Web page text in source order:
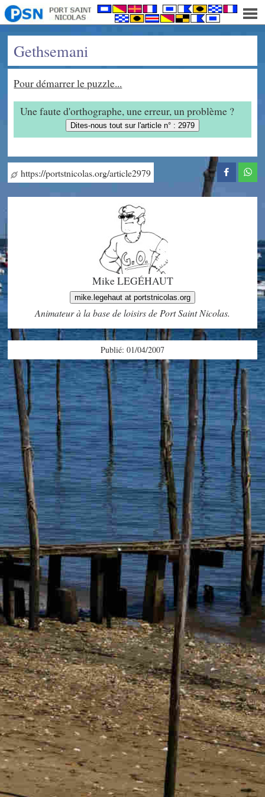
Gethsemani
Pour démarrer le puzzle...
Une faute d'orthographe, une erreur, un problème ?
Dites-nous tout sur l'article n° : 2979
https://portstnicolas.org/article2979
Mike LEGÉHAUT
mike.legehaut at portstnicolas.org
Animateur à la base de loisirs de Port Saint Nicolas.
Publié: 01/04/2007